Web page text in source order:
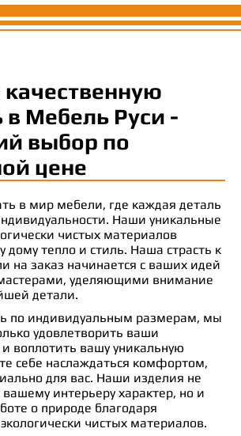
качественную
в Мебель Руси -
выбор по
цене
в мир мебели, где каждая деталь
Наши уникальные
чистых материалов
тепло и стиль. Наша страсть к
на заказ начинается с ваших идей
уделяющими внимание
детали.
по индивидуальным размерам, мы
удовлетворить ваши
и воплотить вашу уникальную
себе наслаждаться комфортом,
для вас. Наши изделия не
интерьеру характер, но и
о природе благодаря
чистых материалов.